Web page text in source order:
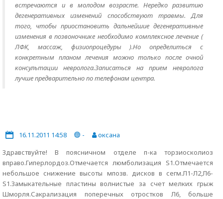
встречаются и в молодом возрасте. Нередко развитию
дегенеративных изменений способствуют травмы. Для
того, чтобы приостановить дальнейшие дегенеративные
изменения в позвоночнике необходимо комплексное лечение (
ЛФК, массаж, физиопроцедуры ).Но определиться с
конкретным планом лечения можно только после очной
консультации невролога.Записаться на прием невролога
лучше предварительно по телефонам центра.
16.11.2011 14:58 -
оксана
Здравствуйте! В поясничном отделе п-ка торзиосколиоз
вправо.Гиперлордоз.Отмечается люмболизация S1.Отмечается
небольшое снижение высоты мпозв. дисков в сегм.Л1-Л2,Л6-
S1.Замыкательные пластины волнистые за счет мелких грыж
Шморля.Сакрализация поперечных отростков Л6, больше